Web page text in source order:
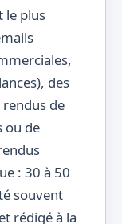
le plus
des
de
ou de
: 30 à 50
souvent
rédigé à la